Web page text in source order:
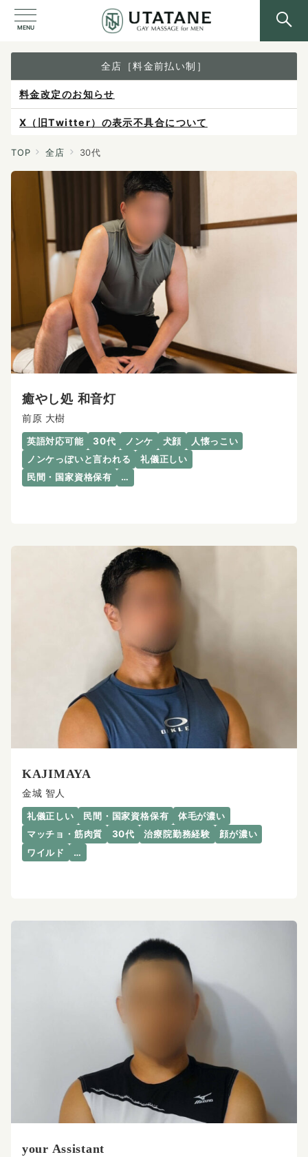
MENU
全店［料金前払い制］
X（旧Twitter）の表示不具合について
ご予約は各店へ直接お問い合わせください。
料金は当日施術前にお支払いください。
感染症防止対策について
料金改定のお知らせ
TOP 全店 30代
癒やし処 和音灯
前原 大樹
英語対応可能 30代 ノンケ 犬顔
人懐っこい
ノンケっぽいと言われる
礼儀正しい
民間・国家資格保有
…
KAJIMAYA
金城 智人
礼儀正しい 民間・国家資格保有
体毛が濃い
マッチョ・筋肉質
30代 治療院勤務経験
顔が濃い
ワイルド
…
your Assistant